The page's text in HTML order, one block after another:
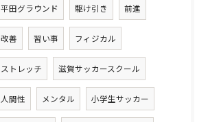
平田グラウンド 駆け引き 前進
改善 習い事 フィジカル
ストレッチ 滋賀サッカースクール
人間性 メンタル 小学生サッカー